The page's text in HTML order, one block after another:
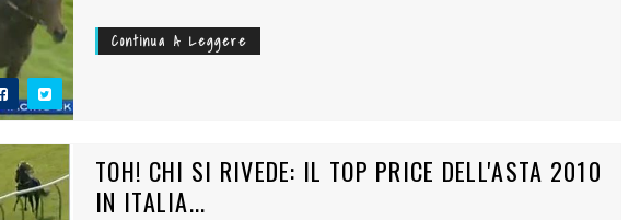
Continua A Leggere
TOH! CHI SI RIVEDE: IL TOP PRICE DELL'ASTA 2010
IN ITALIA...